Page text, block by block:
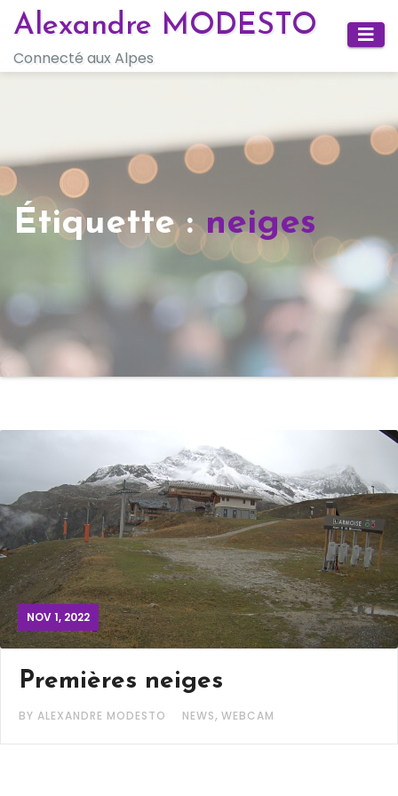
Skip
content
Alexandre MODESTO
Connecté aux Alpes
Étiquette :neiges
NOV 1, 2022
Premières neiges
BY ALEXANDRE MODESTO NEWS, WEBCAM